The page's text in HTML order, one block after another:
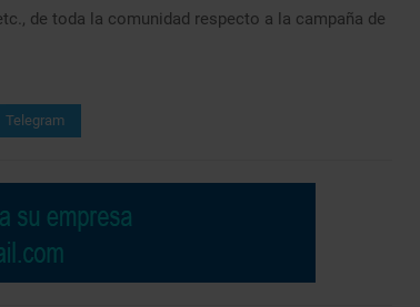
de toda la comunidad respecto a la campaña de
Telegram